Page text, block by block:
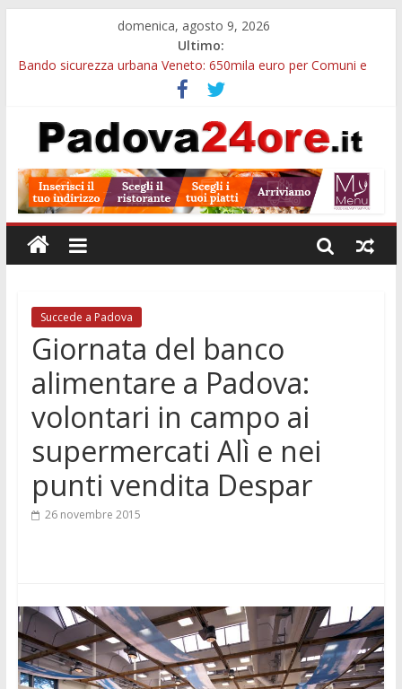
domenica, agosto 9, 2026
Ultimo:
Bando sicurezza urbana Veneto: 650mila euro per Comuni e
Restauro 2026, chiuse le domande: 2,5 milioni per formare
nuove competenze in Veneto
Calici di Stelle Arzergrande: astronomia, musica e sapori al
Notizie di Padova alle ore 10: censimento a Monselice, arresto
antidroga e siccità
Notizie di Padova alle ore 23: maltrattamenti, arresto a
Limena e progetto Cool Shop
Succede a Padova
Giornata del banco
alimentare a Padova:
volontari in campo ai
supermercati Alì e nei
punti vendita Despar
26 novembre 2015